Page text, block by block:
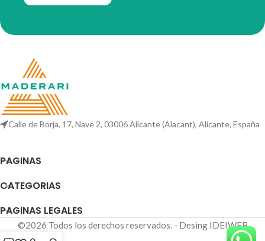
Calle de Borja, 17, Nave 2, 03006 Alicante (Alacant), Alicante, España
PAGINAS
CATEGORIAS
PAGINAS LEGALES
©2026 Todos los derechos reservados. - Desing IDEIWEB